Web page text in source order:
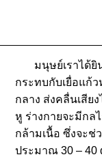
มนุษย์เราได้ยิ
กระทบกับเยื่อแก้
กลาง ส่งคลื่นเสีย
หู ร่างกายจะมีกล
กล้ามเนื้อ ซึ่งจะช่
ประมาณ 30 – 40